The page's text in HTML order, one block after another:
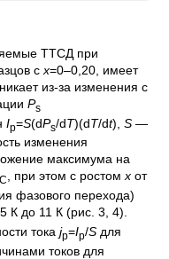
ТТСД при
с х=0–0,20, имеет
из-за изменения с
Ps
Ip=S(dPs/dT)(dT/dt), S —
изменения
максимума на
C, при этом c ростомx от
фазового перехода)
К до 11 К (рис. 3, 4).
тока jp=Ip/S для
токов для